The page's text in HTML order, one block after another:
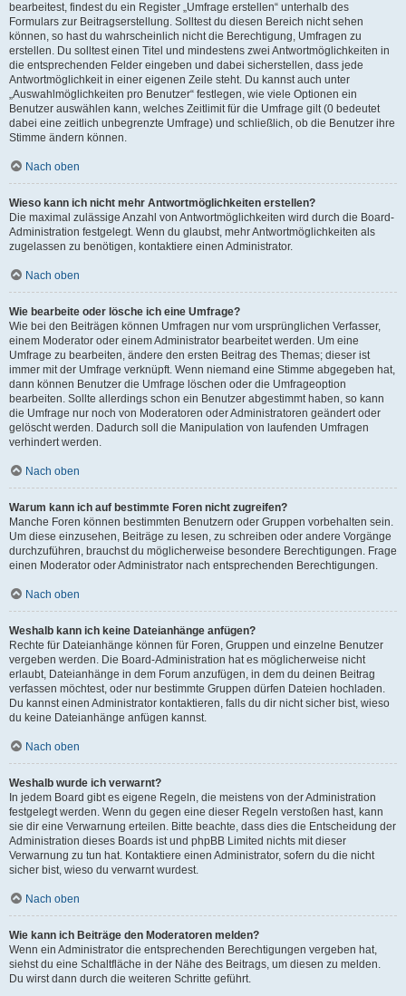
bearbeitest, findest du ein Register „Umfrage erstellen“ unterhalb des
Formulars zur Beitragserstellung. Solltest du diesen Bereich nicht sehen
können, so hast du wahrscheinlich nicht die Berechtigung, Umfragen zu
erstellen. Du solltest einen Titel und mindestens zwei Antwortmöglichkeiten in
die entsprechenden Felder eingeben und dabei sicherstellen, dass jede
Antwortmöglichkeit in einer eigenen Zeile steht. Du kannst auch unter
„Auswahlmöglichkeiten pro Benutzer“ festlegen, wie viele Optionen ein
Benutzer auswählen kann, welches Zeitlimit für die Umfrage gilt (0 bedeutet
dabei eine zeitlich unbegrenzte Umfrage) und schließlich, ob die Benutzer ihre
Stimme ändern können.
Nach oben
Wieso kann ich nicht mehr Antwortmöglichkeiten erstellen?
Die maximal zulässige Anzahl von Antwortmöglichkeiten wird durch die Board-
Administration festgelegt. Wenn du glaubst, mehr Antwortmöglichkeiten als
zugelassen zu benötigen, kontaktiere einen Administrator.
Nach oben
Wie bearbeite oder lösche ich eine Umfrage?
Wie bei den Beiträgen können Umfragen nur vom ursprünglichen Verfasser,
einem Moderator oder einem Administrator bearbeitet werden. Um eine
Umfrage zu bearbeiten, ändere den ersten Beitrag des Themas; dieser ist
immer mit der Umfrage verknüpft. Wenn niemand eine Stimme abgegeben hat,
dann können Benutzer die Umfrage löschen oder die Umfrageoption
bearbeiten. Sollte allerdings schon ein Benutzer abgestimmt haben, so kann
die Umfrage nur noch von Moderatoren oder Administratoren geändert oder
gelöscht werden. Dadurch soll die Manipulation von laufenden Umfragen
verhindert werden.
Nach oben
Warum kann ich auf bestimmte Foren nicht zugreifen?
Manche Foren können bestimmten Benutzern oder Gruppen vorbehalten sein.
Um diese einzusehen, Beiträge zu lesen, zu schreiben oder andere Vorgänge
durchzuführen, brauchst du möglicherweise besondere Berechtigungen. Frage
einen Moderator oder Administrator nach entsprechenden Berechtigungen.
Nach oben
Weshalb kann ich keine Dateianhänge anfügen?
Rechte für Dateianhänge können für Foren, Gruppen und einzelne Benutzer
vergeben werden. Die Board-Administration hat es möglicherweise nicht
erlaubt, Dateianhänge in dem Forum anzufügen, in dem du deinen Beitrag
verfassen möchtest, oder nur bestimmte Gruppen dürfen Dateien hochladen.
Du kannst einen Administrator kontaktieren, falls du dir nicht sicher bist, wieso
du keine Dateianhänge anfügen kannst.
Nach oben
Weshalb wurde ich verwarnt?
In jedem Board gibt es eigene Regeln, die meistens von der Administration
festgelegt werden. Wenn du gegen eine dieser Regeln verstoßen hast, kann
sie dir eine Verwarnung erteilen. Bitte beachte, dass dies die Entscheidung der
Administration dieses Boards ist und phpBB Limited nichts mit dieser
Verwarnung zu tun hat. Kontaktiere einen Administrator, sofern du die nicht
sicher bist, wieso du verwarnt wurdest.
Nach oben
Wie kann ich Beiträge den Moderatoren melden?
Wenn ein Administrator die entsprechenden Berechtigungen vergeben hat,
siehst du eine Schaltfläche in der Nähe des Beitrags, um diesen zu melden.
Du wirst dann durch die weiteren Schritte geführt.